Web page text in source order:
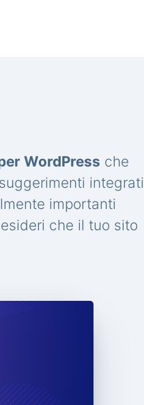
WordPress che
integrati
importanti
che il tuo sito